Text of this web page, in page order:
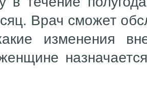
Врач сможет
изменения